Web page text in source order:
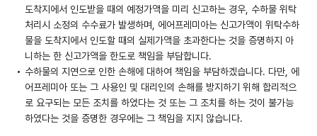
도착지에서 인도받을 때의 예정가액을 미리 신고하는 경우, 수하물 위탁
처리시 소정의 수수료가 발생하며, 에어프레미아는 신고가액이 위탁수하
물을 도착지에서 인도할 때의 실제가액을 초과한다는 것을 증명하지 아
니하는 한 신고가액을 한도로 책임을 부담합니다.
수하물의 지연으로 인한 손해에 대하여 책임을 부담하겠습니다. 다만, 에
어프레미아 또는 그 사용인 및 대리인의 손해를 방지하기 위해 합리적으
로 요구되는 모든 조치를 하였다는 것 또는 그 조치를 하는 것이 불가능
하였다는 것을 증명한 경우에는 그 책임을 지지 않습니다.